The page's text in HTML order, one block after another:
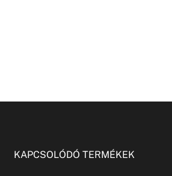
KAPCSOLÓDÓ TERMÉKEK